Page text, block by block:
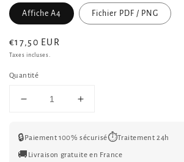
Affiche A4 Fichier PDF / PNG
Prix
habituel
€17,50 EUR
Taxes incluses.
Quantité
Réduire
de
Affiche
Augmenter
quantité
de
Affiche
🔒Paiement 100% sécurisé⏱️Traitement 24h
🚚 Livraison gratuite en France